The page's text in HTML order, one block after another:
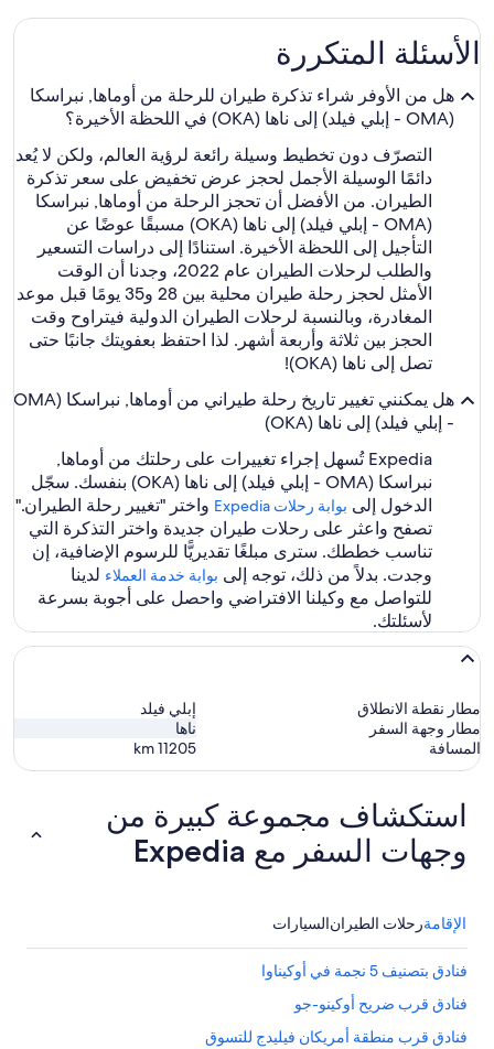
الأسئلة المتكررة
هل من الأوفر شراء تذكرة طيران للرحلة من أوماها, نبراسكا
(OMA - إبلي فيلد) إلى ناها (OKA) في اللحظة الأخيرة؟
التصرّف دون تخطيط وسيلة رائعة لرؤية العالم، ولكن لا يُعد
دائمًا الوسيلة الأجمل لحجز عرض تخفيض على سعر تذكرة
الطيران. من الأفضل أن تحجز الرحلة من أوماها, نبراسكا
(OMA - إبلي فيلد) إلى ناها (OKA) مسبقًا عوضًا عن
التأجيل إلى اللحظة الأخيرة. استنادًا إلى دراسات التسعير
والطلب لرحلات الطيران عام 2022، وجدنا أن الوقت
الأمثل لحجز رحلة طيران محلية بين 28 و35 يومًا قبل موعد
المغادرة، وبالنسبة لرحلات الطيران الدولية فيتراوح وقت
الحجز بين ثلاثة وأربعة أشهر. لذا احتفظ بعفويتك جانبًا حتى
تصل إلى ناها (OKA)!
هل يمكنني تغيير تاريخ رحلة طيراني من أوماها, نبراسكا (OMA
- إبلي فيلد) إلى ناها (OKA)
Expedia تُسهل إجراء تغييرات على رحلتك من أوماها,
نبراسكا (OMA - إبلي فيلد) إلى ناها (OKA) بنفسك. سجّل
الدخول إلى بوابة رحلات Expedia‏
واختر "تغيير رحلة الطيران."
تصفح واعثر على رحلات طيران جديدة واختر التذكرة التي
تناسب خططك. سترى مبلغًا تقديريًّا للرسوم الإضافية، إن
وجدت. بدلاً من ذلك، توجه إلى بوابة خدمة العملاء لدينا
للتواصل مع وكيلنا الافتراضي واحصل على أجوبة بسرعة
لأسئلتك.
مطار نقطة الانطلاق
إبلي فيلد
مطار وجهة السفر
ناها
المسافة
11205
km
استكشاف مجموعة كبيرة من
وجهات السفر مع Expedia
الإقامةرحلات الطيرانالسيارات
فنادق بتصنيف 5 نجمة في أوكيناوا
فنادق قرب ضريح أوكينو-جو
فنادق قرب منطقة أمريكان فيليدج للتسوق